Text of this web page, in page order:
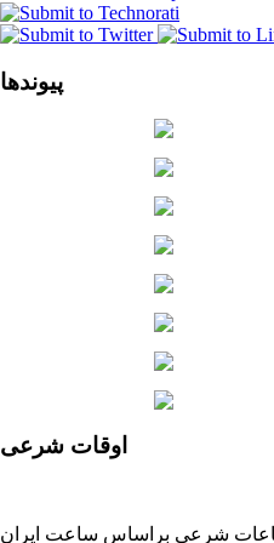
پیوندها
اوقات شرعی
شرعي براساس ساعت ايران